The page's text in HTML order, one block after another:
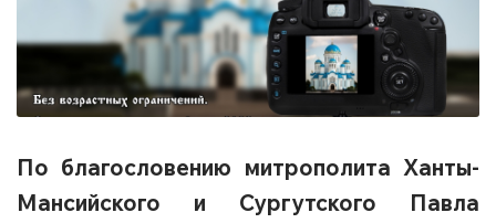
По благословению митрополита Ханты-
Мансийского и Сургутского Павла